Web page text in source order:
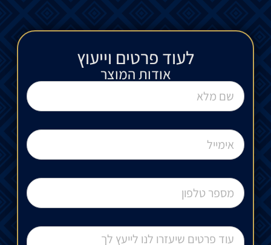
לעוד פרטים וייעוץ​
אודות המוצר